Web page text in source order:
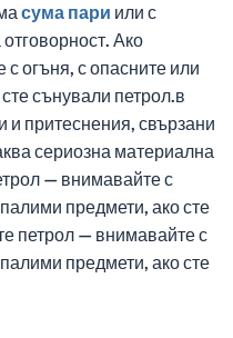
сума пари или с
Ако
огъня, с опасните или
сънували петрол.в
и притеснения, свързани
сериозна материална
— внимавайте с
предмети, ако сте
петрол — внимавайте с
предмети, ако сте